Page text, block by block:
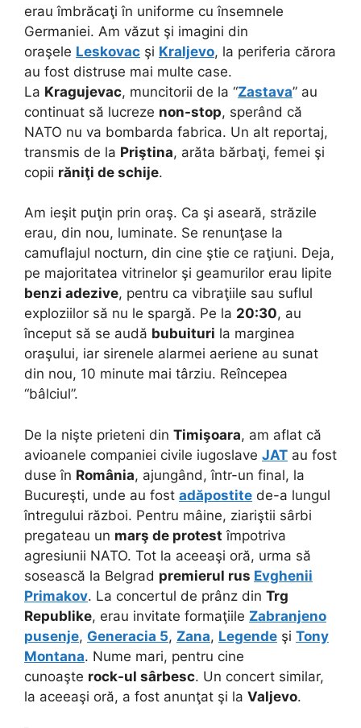
erau îmbrăcaţi în uniforme cu însemnele
Germaniei. Am văzut şi imagini din
oraşele Leskovac şi Kraljevo, la periferia cărora
au fost distruse mai multe case.
La Kragujevac, muncitorii de la “Zastava” au
continuat să lucreze non-stop, sperând că
NATO nu va bombarda fabrica. Un alt reportaj,
transmis de la Priştina, arăta bărbaţi, femei şi
copii răniţi de schije.
Am ieşit puţin prin oraş. Ca şi aseară, străzile
erau, din nou, luminate. Se renunţase la
camuflajul nocturn, din cine ştie ce raţiuni. Deja,
pe majoritatea vitrinelor şi geamurilor erau lipite
benzi adezive, pentru ca vibraţiile sau suflul
exploziilor să nu le spargă. Pe la 20:30, au
început să se audă bubuituri la marginea
oraşului, iar sirenele alarmei aeriene au sunat
din nou, 10 minute mai târziu. Reîncepea
“bâlciul”.
De la nişte prieteni din Timişoara, am aflat că
avioanele companiei civile iugoslave JAT au fost
duse în România, ajungând, într-un final, la
Bucureşti, unde au fost adăpostite de-a lungul
întregului război. Pentru mâine, ziariştii sârbi
pregateau un marş de protest împotriva
agresiunii NATO. Tot la aceeaşi oră, urma să
sosească la Belgrad premierul rus Evghenii
Primakov. La concertul de prânz din Trg
Republike, erau invitate formaţiile Zabranjeno
pusenje, Generacia 5, Zana, Legende şi Tony
Montana. Nume mari, pentru cine
cunoaşte rock-ul sârbesc. Un concert similar,
la aceeaşi oră, a fost anunţat şi la Valjevo.